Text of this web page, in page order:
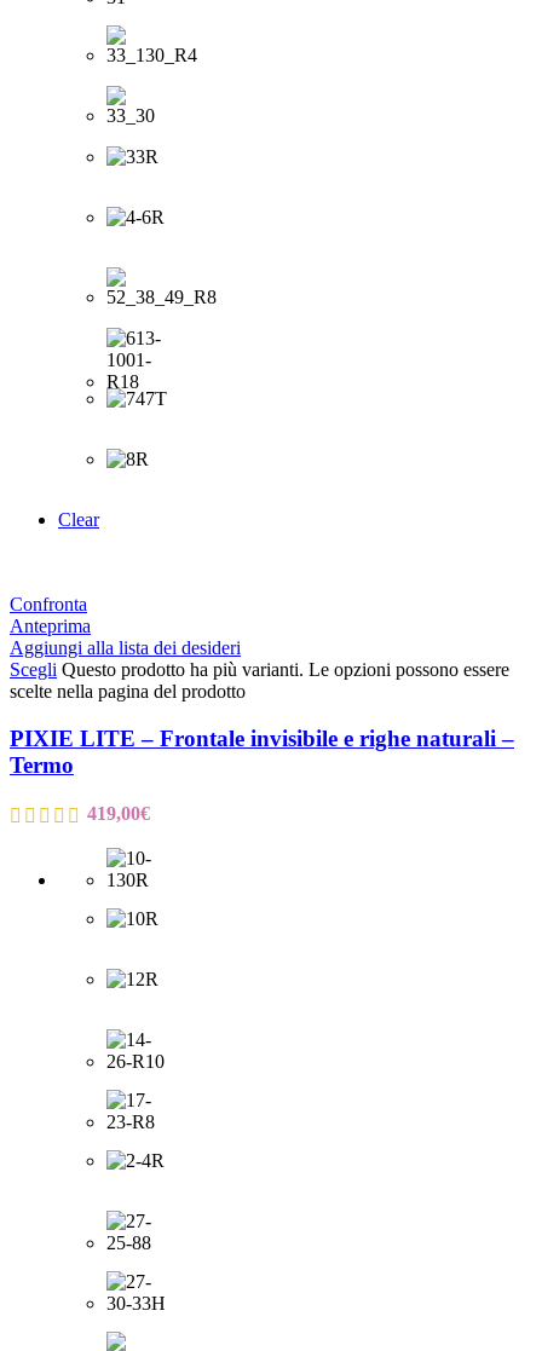
Clear
Confronta
Anteprima
Aggiungi alla lista dei desideri
Scegli Questo prodotto ha più varianti. Le opzioni possono essere
scelte nella pagina del prodotto
PIXIE LITE – Frontale invisibile e righe naturali –
Termo
419,00€